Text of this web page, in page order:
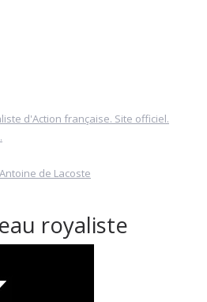
d'Action française. Site officiel.
de Lacoste
royaliste